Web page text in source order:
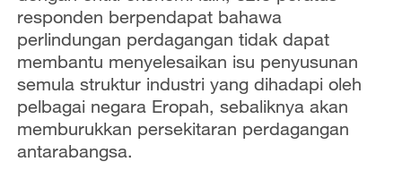
responden berpendapat bahawa
perlindungan perdagangan tidak dapat
membantu menyelesaikan isu penyusunan
semula struktur industri yang dihadapi oleh
pelbagai negara Eropah, sebaliknya akan
memburukkan persekitaran perdagangan
antarabangsa.